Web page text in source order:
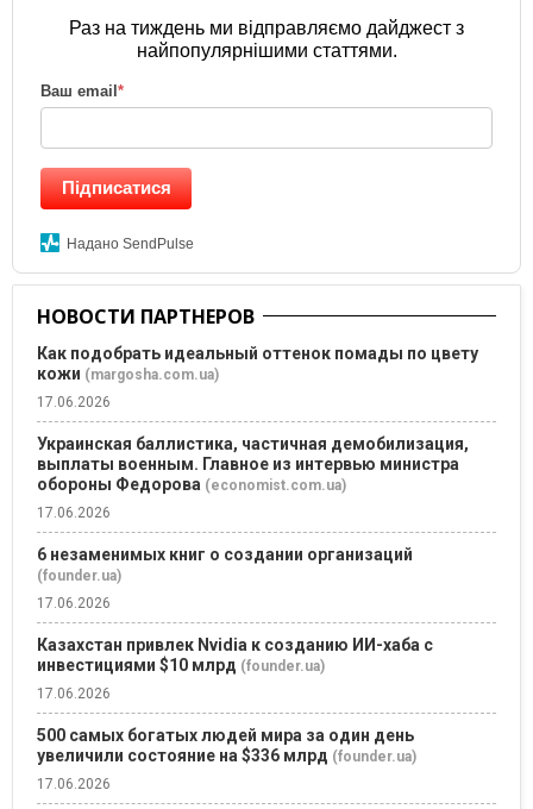
Раз на тиждень ми відправляємо дайджест з
найпопулярнішими статтями.
Ваш email*
Підписатися
Надано SendPulse
НОВОСТИ ПАРТНЕРОВ
Как подобрать идеальный оттенок помады по цвету
кожи (margosha.com.ua)
17.06.2026
Украинская баллистика, частичная демобилизация,
выплаты военным. Главное из интервью министра
обороны Федорова (economist.com.ua)
17.06.2026
6 незаменимых книг о создании организаций
(founder.ua)
17.06.2026
Казахстан привлек Nvidia к созданию ИИ-хаба с
инвестициями $10 млрд (founder.ua)
17.06.2026
500 самых богатых людей мира за один день
увеличили состояние на $336 млрд (founder.ua)
17.06.2026